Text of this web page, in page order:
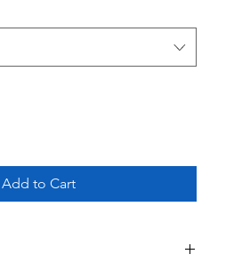
Add to Cart